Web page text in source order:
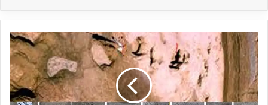
Kenya
:
des
empreintes
anciennes
révèlent